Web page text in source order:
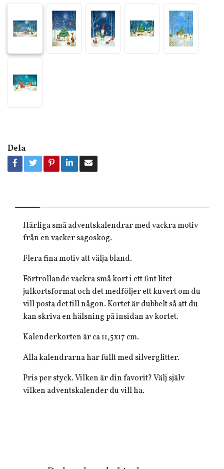
Dela
Härliga små adventskalendrar med vackra motiv
från en vacker sagoskog.
Flera fina motiv att välja bland.
Förtrollande vackra små kort i ett fint litet
julkortsformat och det medföljer ett kuvert om du
vill posta det till någon. Kortet är dubbelt så att du
kan skriva en hälsning på insidan av kortet.
Kalenderkorten är ca 11,5x17 cm.
Alla kalendrarna har fullt med silverglitter.
Pris per styck. Vilken är din favorit? Välj själv
vilken adventskalender du vill ha.